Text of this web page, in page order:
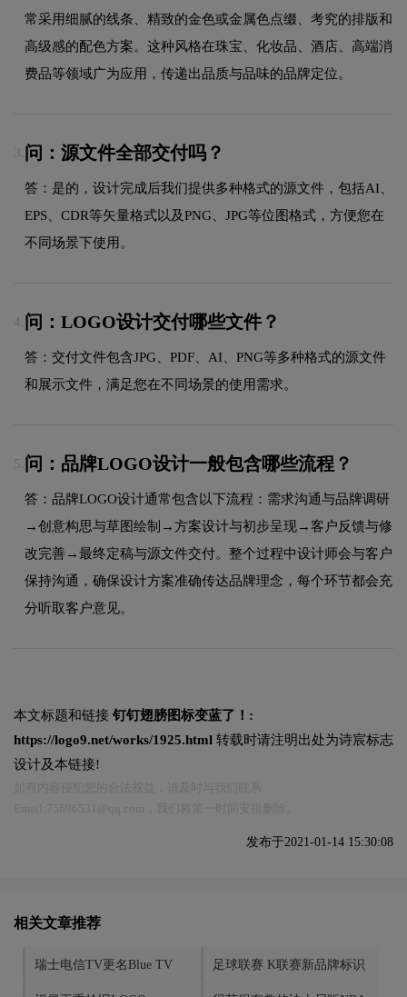
常采用细腻的线条、精致的金色或金属色点缀、考究的排版和
高级感的配色方案。这种风格在珠宝、化妆品、酒店、高端消
费品等领域广为应用，传递出品质与品味的品牌定位。
3. 问：源文件全部交付吗？
答：是的，设计完成后我们提供多种格式的源文件，包括AI、
EPS、CDR等矢量格式以及PNG、JPG等位图格式，方便您在
不同场景下使用。
4. 问：LOGO设计交付哪些文件？
答：交付文件包含JPG、PDF、AI、PNG等多种格式的源文件
和展示文件，满足您在不同场景的使用需求。
5. 问：品牌LOGO设计一般包含哪些流程？
答：品牌LOGO设计通常包含以下流程：需求沟通与品牌调研
→创意构思与草图绘制→方案设计与初步呈现→客户反馈与修
改完善→最终定稿与源文件交付。整个过程中设计师会与客户
保持沟通，确保设计方案准确传达品牌理念，每个环节都会充
分听取客户意见。
本文标题和链接 钉钉翅膀图标变蓝了！:
https://logo9.net/works/1925.html 转载时请注明出处为诗宸标志
设计及本链接!
发布于2021-01-14 15:30:08
相关文章推荐
瑞士电信TV更名Blue TV 足球联赛 K联赛新品牌标识